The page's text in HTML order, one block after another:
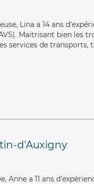
Lina a 14 ans
Maitrisant bien les
services de
d'Auxigny
Anne a 11 ans